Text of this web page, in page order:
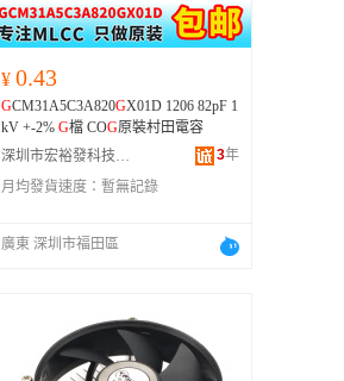
¥ 0.43
GCM31A5C3A820GX01D 1206 82pF 1
kV +-2% G檔 COG原裝村田電容
深圳市宏裕發科技有限公司
3年
月均發貨速度： 暫無記錄
廣東 深圳市福田區